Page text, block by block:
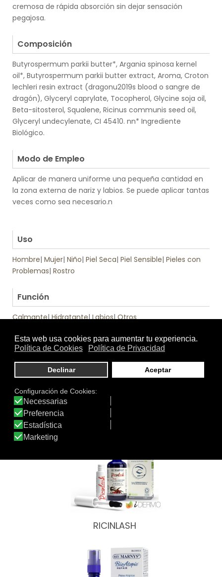
cremosa de rápida absorción sin dejar sensación
pegajosa.
Composición
Butyrospermum parkii butter*, Argania spinosa kernel
oil*, Butyrospermum parkii butter extract, Aroma, Croton
lechleri resin extract (dragonu2019s blood o sangre de
dragón), Glyceryl caprylate, Tocopherol, Glycine soja oil,
Beta-sitosterol, Squalene, Ricinus communis seed oil,
Glyceryl undecylenate, CI 45410. nn* Ingrediente
Biológico.
Modo de Empleo
Aplicar de manera uniforme una pequeña cantidad en
la zona externa de nariz y labios. Se puede aplicar tantas
veces como sea necesario.n
Uso
Hombre| Mujer| Niño| Piel Seca| Piel Sensible| Pieles con
Problemas| Rostro
Función
Calmante|Hidratante|Labios|Otros
Textura
Tratamiento
de:
Otros productos de MARNYS®
RICINLASH